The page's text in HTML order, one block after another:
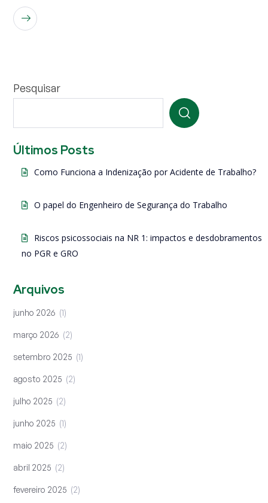
Pesquisar
Últimos Posts
Como Funciona a Indenização por Acidente de Trabalho?
O papel do Engenheiro de Segurança do Trabalho
Riscos psicossociais na NR 1: impactos e desdobramentos
no PGR e GRO
Arquivos
junho 2026 1
março 2026 2
setembro 2025 1
agosto 2025 2
julho 2025 2
junho 2025 1
maio 2025 2
abril 2025 2
fevereiro 2025 2